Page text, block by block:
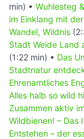
min) • Wuhlesteg
im Einklang mit
Wandel, Wildnis
Stadt Weide Land
(1:22 min) • Das
Stadtnatur
Ehrenamtliches
Alles halb so wild
Zusammen aktiv
Wildbienen! – Das
Entstehen – der